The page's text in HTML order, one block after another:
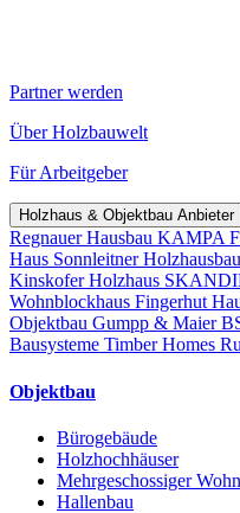
Partner werden
Über Holzbauwelt
Für Arbeitgeber
Holzhaus & Objektbau Anbieter
Regnauer Hausbau KAMPA
Haus Sonnleitner Holzhausbau
Kinskofer Holzhaus
Wohnblockhaus Fingerhut
Objektbau Gumpp & Maier
Bausysteme Timber Homes
Objektbau
Bürogebäude
Holzhochhäuser
Mehrgeschossiger
Hallenbau